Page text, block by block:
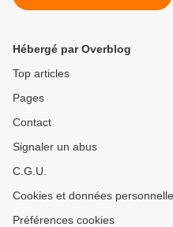
Laval, en grand danger
Hébergé par Overblog
Top articles
Pages
Contact
Signaler un abus
C.G.U.
Cookies et données
Préférences cookies